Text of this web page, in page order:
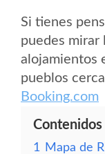
Si tienes
puedes mirar
alojamientos
pueblos
Booking.com
Contenidos
1
Mapa de